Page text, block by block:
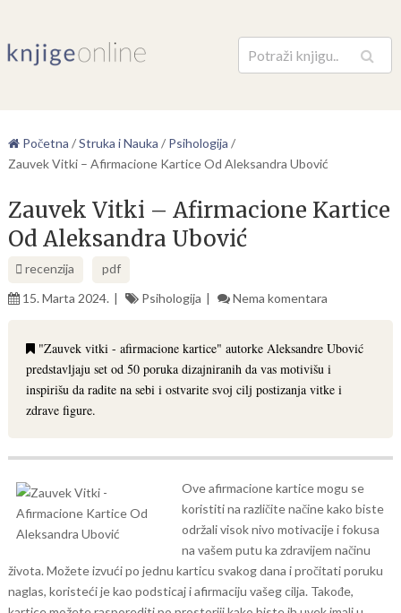
Pretraga
Početna /Struka i Nauka / Psihologija /
Zauvek Vitki – Afirmacione Kartice Od Aleksandra Ubović
Zauvek Vitki – Afirmacione Kartice
Od Aleksandra Ubović
recenzija
pdf
15. Marta 2024.
Psihologija Nema komentara
"Zauvek vitki - afirmacione kartice" autorke Aleksandre Ubović
predstavljaju set od 50 poruka dizajniranih da vas motivišu i
inspirišu da radite na sebi i ostvarite svoj cilj postizanja vitke i
zdrave figure.
Ove afirmacione kartice mogu se
koristiti na različite načine kako biste
održali visok nivo motivacije i fokusa
na vašem putu ka zdravijem načinu
života. Možete izvući po jednu karticu svakog dana i pročitati poruku
naglas, koristeći je kao podsticaj i afirmaciju vašeg cilja. Takođe,